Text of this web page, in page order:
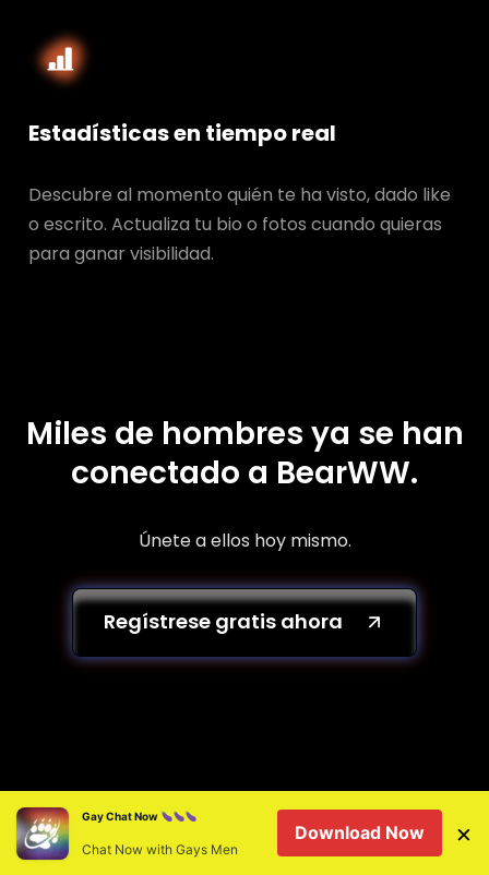
Estadísticas en tiempo real
Descubre al momento quién te ha visto, dado like
o escrito. Actualiza tu bio o fotos cuando quieras
para ganar visibilidad.
Miles de hombres ya se han
conectado a BearWW.
Únete a ellos hoy mismo.
Regístrese gratis ahora
¿Por qué elegir BearWW para
tus encuentros gays en
Gay Chat Now
Chat Now with Gays Men
Download Now ×